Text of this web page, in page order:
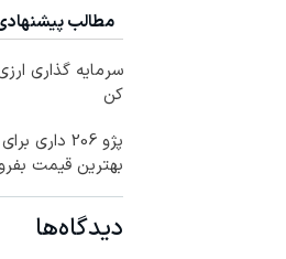
مطالب
سرمایه گذاری
کن
پژو 206
بهترین قیمت
دیدگاه‌ها